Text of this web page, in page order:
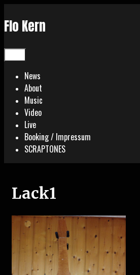
to
content
Flo Kern
News
About
Music
Video
Live
Booking / Impressum
SCRAPTONES
Lack1